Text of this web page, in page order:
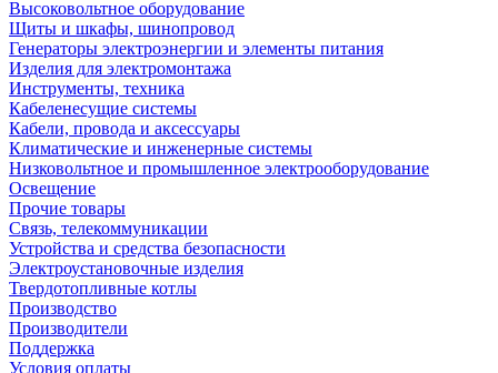
Высоковольтное оборудование
Щиты и шкафы, шинопровод
Генераторы электроэнергии и элементы питания
Изделия для электромонтажа
Инструменты, техника
Кабеленесущие системы
Кабели, провода и аксессуары
Климатические и инженерные системы
Низковольтное и промышленное электрооборудование
Освещение
Прочие товары
Связь, телекоммуникации
Устройства и средства безопасности
Электроустановочные изделия
Твердотопливные котлы
Производство
Производители
Поддержка
Условия оплаты